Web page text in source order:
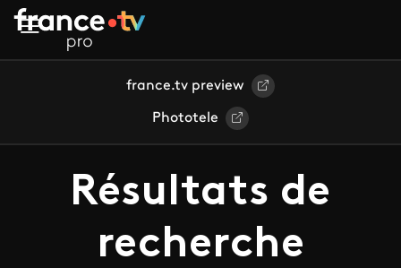
Aller au contenu principal
france.tv preview
Phototele
Résultats de
recherche